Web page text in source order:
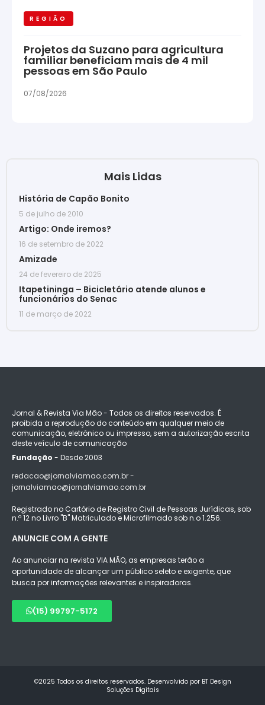
REGIÃO
Projetos da Suzano para agricultura
familiar beneficiam mais de 4 mil
pessoas em São Paulo
07/08/2026
Mais Lidas
História de Capão Bonito
5 de julho de 2010
Artigo: Onde iremos?
16 de setembro de 2022
Amizade
24 de fevereiro de 2025
Itapetininga – Bicicletário atende alunos e
funcionários do Senac
11 de março de 2022
Jornal & Revista Via Mão - Todos os direitos reservados. É
proibida a reprodução do conteúdo em qualquer meio de
comunicação, eletrônico ou impresso, sem a autorização escrita
deste veículo de comunicação
Fundação - Desde 2003
redacao@jornalviamao.com.br -
jornalviamao@jornalviamao.com.br
Registrado no Cartório de Registro Civil de Pessoas Jurídicas, sob
n.º 12 no Livro "B" Matriculado e Microfilmado sob n.o 1.256.
ANUNCIE COM A GENTE
Ao anunciar na revista VIA MÃO, as empresas terão a
oportunidade de alcançar um público seleto e exigente, que
busca por informações relevantes e inspiradoras.
(15) 99797-5172
©2025 Todos os direitos reservados. Desenvolvido por BT Design
Soluções Digitais